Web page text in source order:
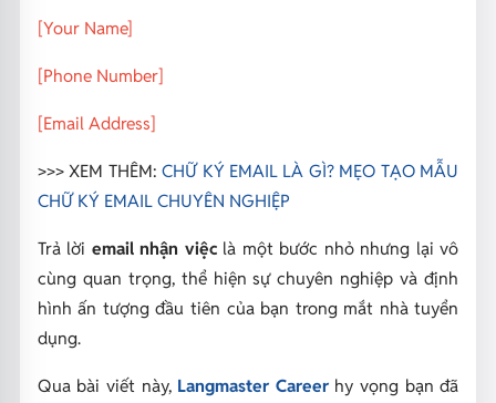
[Your Name]
[Phone Number]
[Email Address]
>>> XEM THÊM: CHỮ KÝ EMAIL LÀ GÌ? MẸO TẠO MẪU
CHỮ KÝ EMAIL CHUYÊN NGHIỆP
Trả lời email nhận việclà một bước nhỏ nhưng lại vô
cùng quan trọng, thể hiện sự chuyên nghiệp và định
hình ấn tượng đầu tiên của bạn trong mắt nhà tuyển
dụng.
Qua bài viết này, Langmaster Careerhy vọng bạn đã